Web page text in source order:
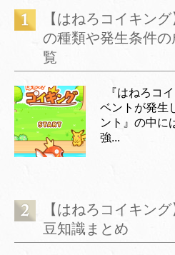
【はねろコイキン
の種類や発生条件
覧
『はねろコ
ベントが発生
ント』の中に
強...
【はねろコイキン
豆知識まとめ